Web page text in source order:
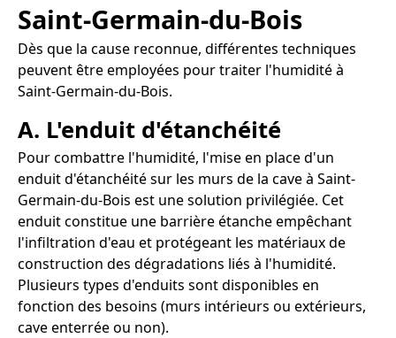
Saint-Germain-du-Bois
Dès que la cause reconnue, différentes techniques
peuvent être employées pour traiter l'humidité à
Saint-Germain-du-Bois.
A. L'enduit d'étanchéité
Pour combattre l'humidité, l'mise en place d'un
enduit d'étanchéité sur les murs de la cave à Saint-
Germain-du-Bois est une solution privilégiée. Cet
enduit constitue une barrière étanche empêchant
l'infiltration d'eau et protégeant les matériaux de
construction des dégradations liés à l'humidité.
Plusieurs types d'enduits sont disponibles en
fonction des besoins (murs intérieurs ou extérieurs,
cave enterrée ou non).